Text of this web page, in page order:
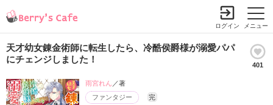
メニュー
ログイン
天才幼女錬金術師に転生したら、冷酷侯爵様が溺愛パパ
にチェンジしました！
401
ファンタジー 完
雨宮れん ／著